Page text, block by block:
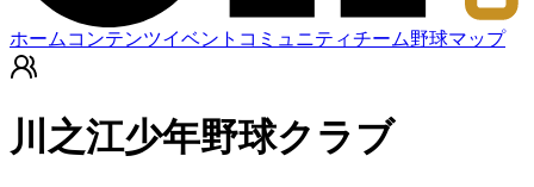
ホーム コンテンツイベント コミュニティチーム野球マップ
川之江少年野球クラブ